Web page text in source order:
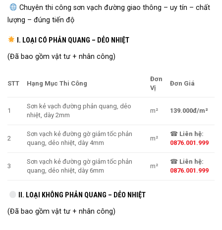
Chuyên thi công sơn vạch đường giao thông – uy tín – chất
lượng – đúng tiến độ
I. LOẠI CÓ PHẢN QUANG – DẺO NHIỆT
(Đã bao gồm vật tư + nhân công)
STT Hạng Mục Thi Công
Đơn
Vị
Đơn Giá
1
Sơn kẻ vạch đường phản quang, dẻo
nhiệt, dày 2mm
m² 139.000đ/m²
2
Sơn vạch kẻ đường gờ giảm tốc phản
quang, dẻo nhiệt, dày 4mm
m²
☎ Liên hệ:
0876.001.999
3
Sơn vạch kẻ đường gờ giảm tốc phản
quang, dẻo nhiệt, dày 6mm
m²
☎ Liên hệ:
0876.001.999
II. LOẠI KHÔNG PHẢN QUANG – DẺO NHIỆT
(Đã bao gồm vật tư + nhân công)